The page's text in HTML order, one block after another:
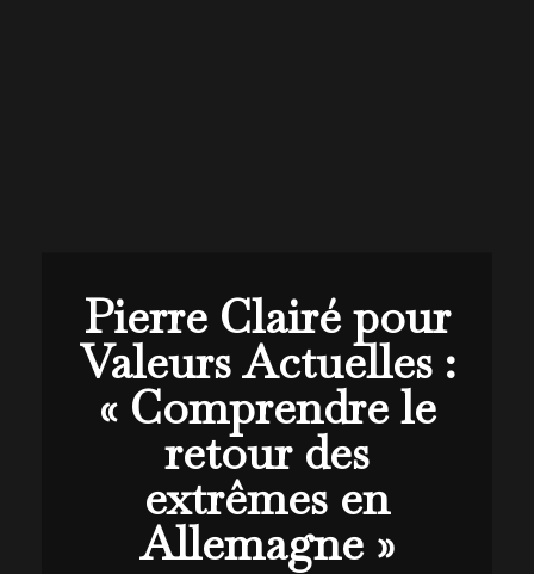
Pierre Clairé pour
Valeurs Actuelles :
« Comprendre le
retour des
extrêmes en
Allemagne »